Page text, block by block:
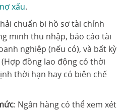
nợ xấu.
chuẩn bị hồ sơ tài chính
minh thu nhập, báo cáo tài
nghiệp (nếu có), và bất kỳ
đồng lao động có thời
thời hạn hay có biên chế
: Ngân hàng có thể xem xét